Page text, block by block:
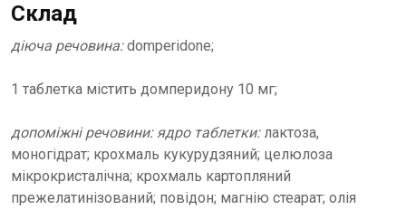
Склад
діюча речовина:domperidone;
1 таблетка містить домперидону 10 мг;
допоміжні речовини: ядро таблетки:лактоза,
моногідрат; крохмаль кукурудзяний; целюлоза
мікрокристалічна; крохмаль картопляний
прежелатинізований; повідон; магнію стеарат; олія